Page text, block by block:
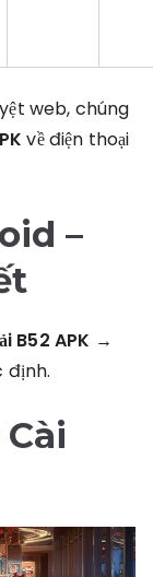
web, chúng
về điện thoại
–
B52 APK →
định.
Cài